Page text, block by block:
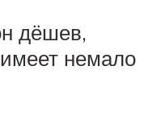
дёшев,
немало